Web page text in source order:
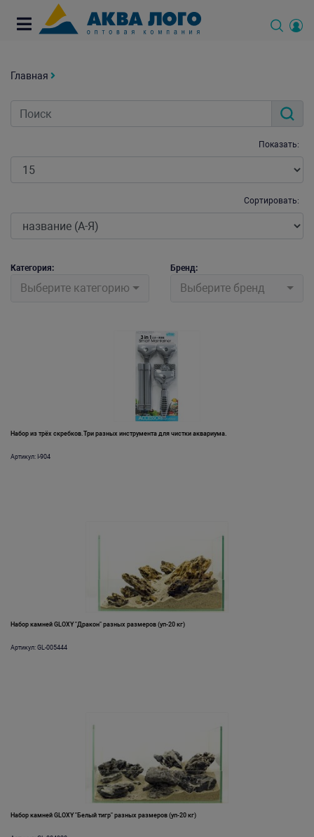
Главная
Показать:
Сортировать:
Категория:
Выберите категорию
Бренд:
Выберите бренд
Набор из трёх скребков.Три разных инструмента для чистки аквариума.
Артикул: I-904
Набор камней GLOXY "Дракон" разных размеров (уп-20 кг)
Артикул: GL-005444
Набор камней GLOXY "Белый тигр" разных размеров (уп-20 кг)